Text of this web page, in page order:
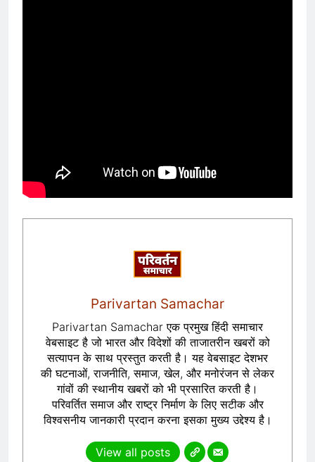
Parivartan Samachar
Parivartan Samachar एक प्रमुख हिंदी समाचार
वेबसाइट है जो भारत और विदेशों की ताजातरीन खबरों को
सत्यापन के साथ प्रस्तुत करती है। यह वेबसाइट देशभर
की घटनाओं, राजनीति, समाज, खेल, और मनोरंजन से लेकर
गांवों की स्थानीय खबरों को भी प्रसारित करती है।
परिवर्तित समाज और राष्ट्र निर्माण के लिए सटीक और
विश्वसनीय जानकारी प्रदान करना इसका मुख्य उद्देश्य है।
View all posts